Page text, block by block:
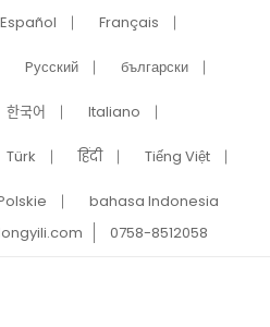
Español Français
Pусский български
한국어 Italiano
Türk हिंदी Tiếng Việt
bahasa Indonesia
0758-8512058